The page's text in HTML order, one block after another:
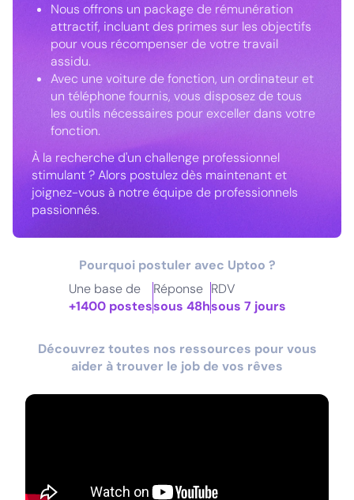
Nous offrons un package de rémunération
attractif, incluant des primes sur les objectifs
pour vous récompenser de votre travail
assidu.
Avec une voiture de fonction, un ordinateur et
un téléphone fournis, vous disposez de tous
les outils nécessaires pour exceller dans votre
fonction.
À la recherche d'un challenge professionnel
stimulant ? Alors postulez dès maintenant et
joignez-vous à notre équipe de professionnels
passionnés.
Pourquoi postuler avec Uptoo ?
Une base de
+1400 postes
Réponse
sous 48h
RDV
sous 7 jours
Découvrez toutes nos ressources pour vous
aider à trouver le job de vos rêves